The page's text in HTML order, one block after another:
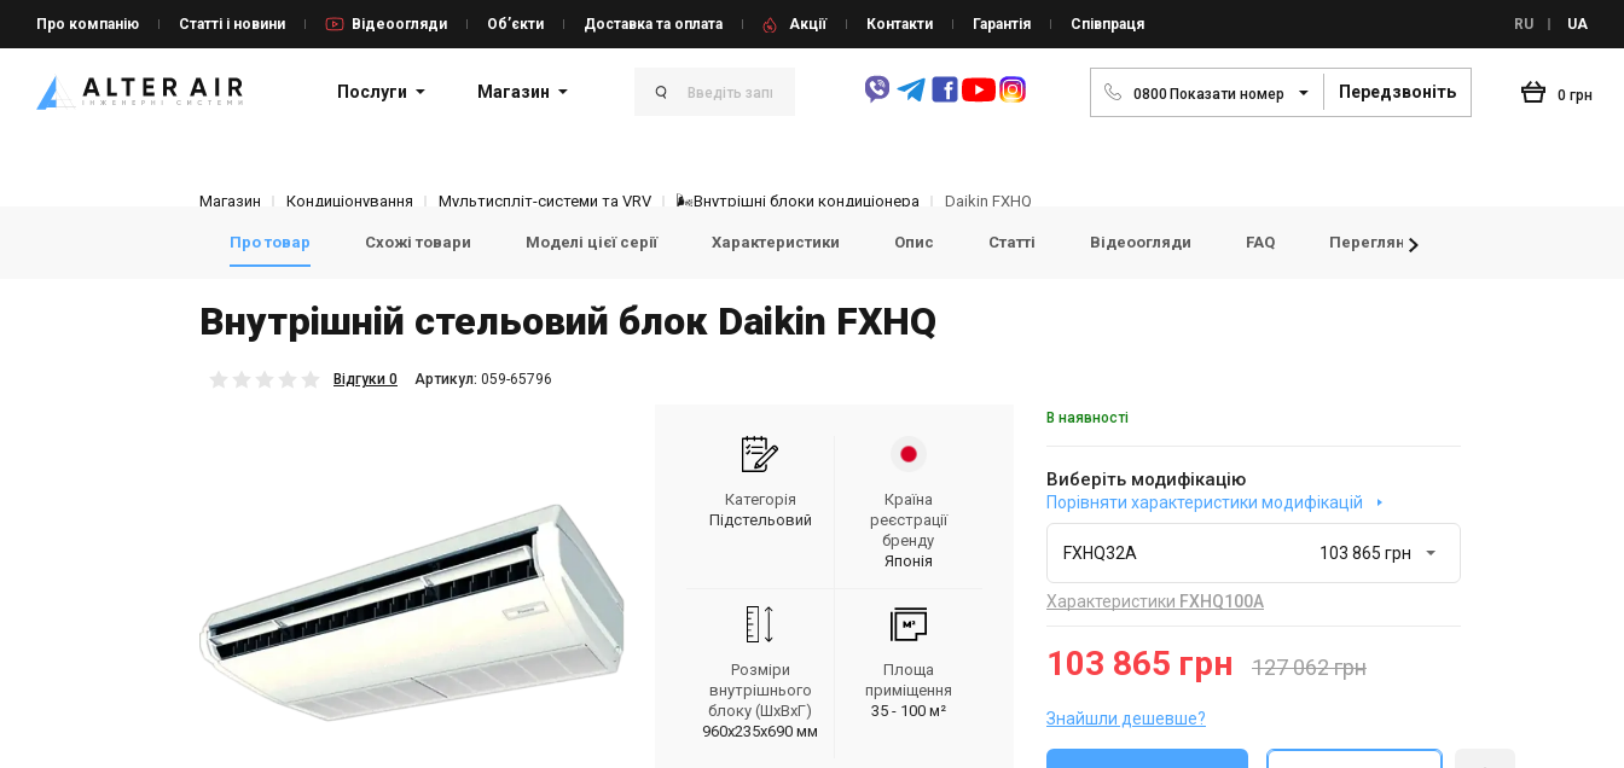
Про компанію Статті і новини Відеоогляди Об’єкти Доставка та оплата Акції Контакти Гарантія Співпраця RU UA
Послуги Магазин 0800Показати номер Передзвоніть 0 грн
Магазин Кондиціонування Мультиспліт-системи та VRV 🌬Внутрішні блоки кондиціонера Daikin FXHQ
Про товар Схожі товари Моделі цієї серії Характеристики Опис Статті Відеоогляди FAQ Переглянуті товари
Внутрішній стельовий блок Daikin FXHQ
Відгуки 0 Aртикул: 059-65796
Категорія
Підстельовий
Країна
реєстрації
бренду
Японія
Розміри
внутрішнього
блоку (ШxВxГ)
960x235x690 мм
Площа
приміщення
35 - 100 м²
В наявності
Виберіть модифікацію
Порівняти характеристики модифікацій
FXHQ32A
Характеристики FXHQ100A
103 865 грн 127 062 грн
Знайшли дешевше?